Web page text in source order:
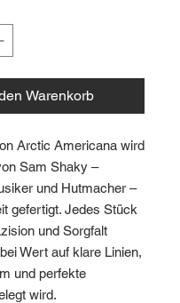
Warenkorb
Arctic Americana wird
Sam Shaky –
und Hutmacher –
gefertigt. Jedes Stück
und Sorgfalt
Wert auf klare Linien,
und perfekte
wird.